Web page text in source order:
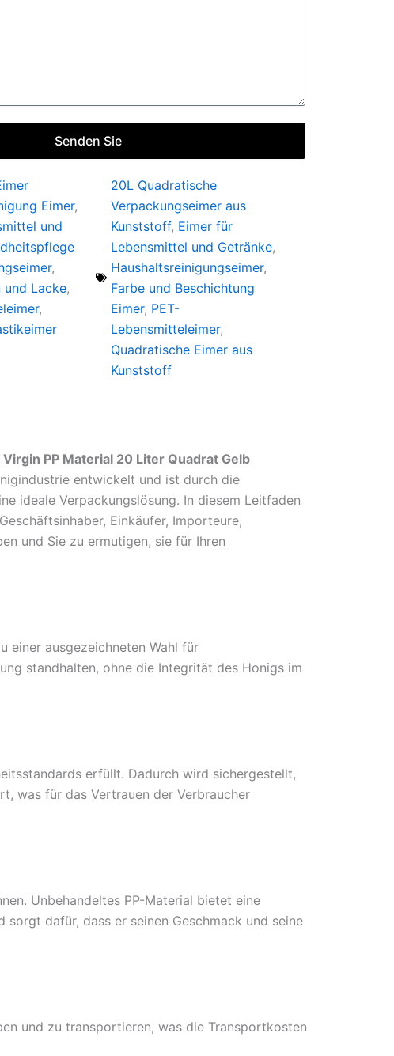
Senden Sie
Eimer,
und
,
und Lacke,
,
20L Quadratische
Verpackungseimer aus
Kunststoff, Eimer für
Lebensmittel und Getränke,
Haushaltsreinigungseimer,
Farbe und Beschichtung
Eimer, PET-
Lebensmitteleimer,
Quadratische Eimer aus
Kunststoff
PP Material 20 Liter Quadrat Gelb
entwickelt und ist durch die
ideale Verpackungslösung. In diesem Leitfaden
Einkäufer, Importeure,
und Sie zu ermutigen, sie für Ihren
einer ausgezeichneten Wahl für
standhalten, ohne die Integrität des Honigs im
erfüllt. Dadurch wird sichergestellt,
was für das Vertrauen der Verbraucher
Unbehandeltes PP-Material bietet eine
dafür, dass er seinen Geschmack und seine
und zu transportieren, was die Transportkosten